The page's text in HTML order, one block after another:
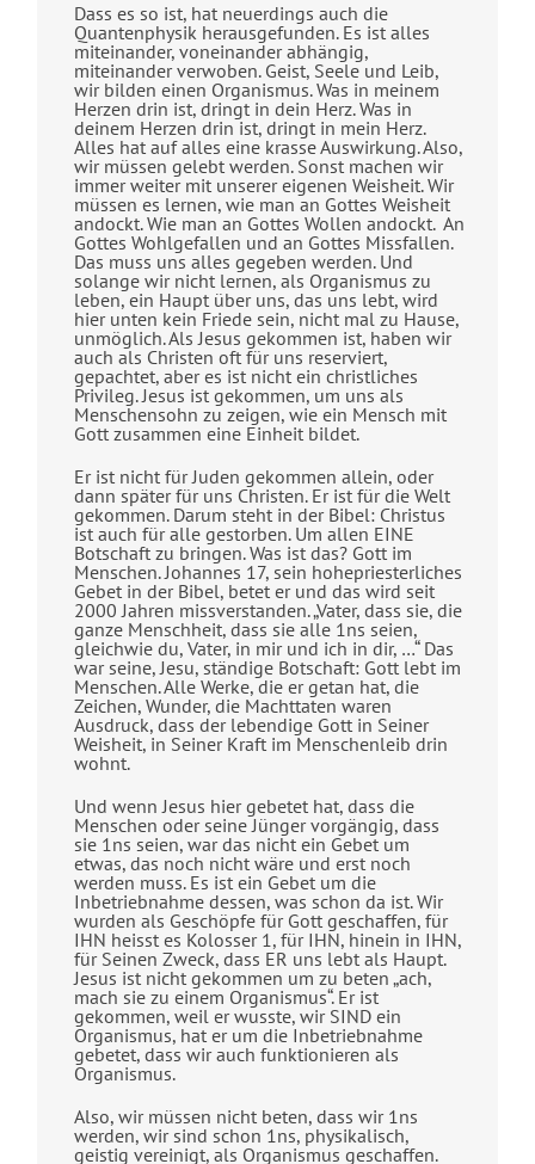
Dass es so ist, hat neuerdings auch die
Quantenphysik herausgefunden. Es ist alles
miteinander, voneinander abhängig,
miteinander verwoben. Geist, Seele und Leib,
wir bilden einen Organismus. Was in meinem
Herzen drin ist, dringt in dein Herz. Was in
deinem Herzen drin ist, dringt in mein Herz.
Alles hat auf alles eine krasse Auswirkung. Also,
wir müssen gelebt werden. Sonst machen wir
immer weiter mit unserer eigenen Weisheit. Wir
müssen es lernen, wie man an Gottes Weisheit
andockt. Wie man an Gottes Wollen andockt. An
Gottes Wohlgefallen und an Gottes Missfallen.
Das muss uns alles gegeben werden. Und
solange wir nicht lernen, als Organismus zu
leben, ein Haupt über uns, das uns lebt, wird
hier unten kein Friede sein, nicht mal zu Hause,
unmöglich. Als Jesus gekommen ist, haben wir
auch als Christen oft für uns reserviert,
gepachtet, aber es ist nicht ein christliches
Privileg. Jesus ist gekommen, um uns als
Menschensohn zu zeigen, wie ein Mensch mit
Gott zusammen eine Einheit bildet.
Er ist nicht für Juden gekommen allein, oder
dann später für uns Christen. Er ist für die Welt
gekommen. Darum steht in der Bibel: Christus
ist auch für alle gestorben. Um allen EINE
Botschaft zu bringen. Was ist das? Gott im
Menschen. Johannes 17, sein hohepriesterliches
Gebet in der Bibel, betet er und das wird seit
2000 Jahren missverstanden. „Vater, dass sie, die
ganze Menschheit, dass sie alle 1ns seien,
gleichwie du, Vater, in mir und ich in dir, …“ Das
war seine, Jesu, ständige Botschaft: Gott lebt im
Menschen. Alle Werke, die er getan hat, die
Zeichen, Wunder, die Machttaten waren
Ausdruck, dass der lebendige Gott in Seiner
Weisheit, in Seiner Kraft im Menschenleib drin
wohnt.
Und wenn Jesus hier gebetet hat, dass die
Menschen oder seine Jünger vorgängig, dass
sie 1ns seien, war das nicht ein Gebet um
etwas, das noch nicht wäre und erst noch
werden muss. Es ist ein Gebet um die
Inbetriebnahme dessen, was schon da ist. Wir
wurden als Geschöpfe für Gott geschaffen, für
IHN heisst es Kolosser 1, für IHN, hinein in IHN,
für Seinen Zweck, dass ER uns lebt als Haupt.
Jesus ist nicht gekommen um zu beten „ach,
mach sie zu einem Organismus“. Er ist
gekommen, weil er wusste, wir SIND ein
Organismus, hat er um die Inbetriebnahme
gebetet, dass wir auch funktionieren als
Organismus.
Also, wir müssen nicht beten, dass wir 1ns
werden, wir sind schon 1ns, physikalisch,
geistig vereinigt, als Organismus geschaffen.